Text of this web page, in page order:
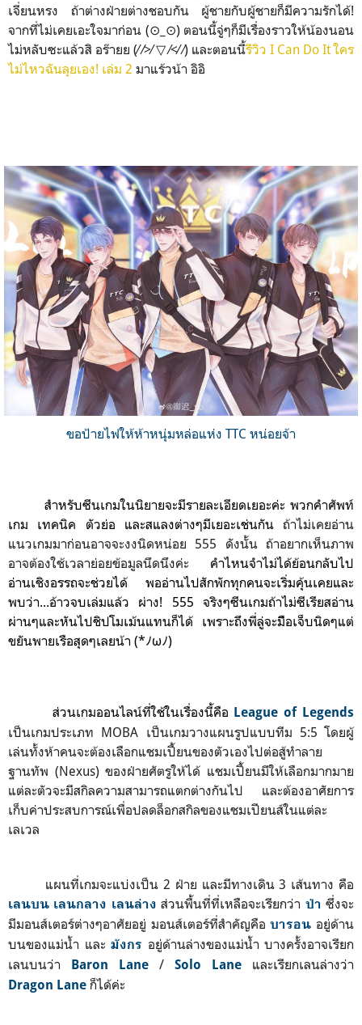
เจี่ยนหรง ถ้าต่างฝ่ายต่างชอบกัน ผู้ชายกับผู้ชายก็มีความรักได้!
จากที่ไม่เคยเอะใจมาก่อน (⊙_⊙) ตอนนี้จู่ๆก็มีเรื่องราวให้น้องนอน
ไม่หลับซะแล้วสิ อร๊ายย (⁄ ⁄>⁄ ▽ ⁄<⁄ ⁄) และตอนนี้รีวิว I Can Do It ใคร
ไม่ไหวฉันลุยเอง! เล่ม 2 มาแร้วน้า อิอิ
ขอป้ายไฟให้ห้าหนุ่มหล่อแห่ง TTC หน่อยจ้า
สำหรับซีนเกมในนิยายจะมีรายละเอียดเยอะค่ะ พวกคำศัพท์
เกม เทคนิค ตัวย่อ และสแลงต่างๆมีเยอะเช่นกัน ถ้าไม่เคยอ่าน
แนวเกมมาก่อนอาจจะงงนิดหน่อย 555 ดังนั้น ถ้าอยากเห็นภาพ
อาจต้องใช้เวลาย่อยข้อมูลนึดนึงค่ะ คำไหนจำไม่ได้ย้อนกลับไป
อ่านเชิงอรรถจะช่วยได้ พออ่านไปสักพักทุกคนจะเริ่มคุ้นเคยและ
พบว่า...อ้าวจบเล่มแล้ว ผ่าง! 555 จริงๆซีนเกมถ้าไม่ซีเรียสอ่าน
ผ่านๆและหันไปชิปโมเม้นแทนก็ได้ เพราะถึงพี่ลู่จะมืิอเจ็บนิดๆแต่
ขยันพายเรือสุดๆเลยน้า (*ﾉωﾉ)
ส่วนเกมออนไลน์ที่ใช้ในเรื่องนี้คือ League of Legends
เป็นเกมประเภท MOBA เป็นเกมวางแผนรูปแบบทีม 5:5 โดยผู้
เล่นทั้งห้าคนจะต้องเลือกแชมเปี้ยนของตัวเองไปต่อสู้ทำลาย
ฐานทัพ (Nexus) ของฝ่ายศัตรูให้ได้ แชมเปี้ยนมีให้เลือกมากมาย
แต่ละตัวจะมีสกิลความสามารถแตกต่างกันไป และต้องอาศัยการ
เก็บค่าประสบการณ์เพื่อปลดล็อกสกิลของแชมเปียนส์ในแต่ละ
เลเวล
แผนที่เกมจะแบ่งเป็น 2 ฝ่าย และมีทางเดิน 3 เส้นทาง คือ
เลนบน เลนกลาง เลนล่าง ส่วนพื้นที่ที่เหลือจะเรียกว่า ป่า ซึ่งจะ
มีมอนส์เตอร์ต่างๆอาศัยอยู่ มอนส์เตอร์ที่สำคัญคือบารอน อยู่ด้าน
บนของแม่น้ำ และ มังกร อยู่ด้านล่างของแม่น้ำ บางครั้งอาจเรียก
เลนบนว่า
Baron Lane / Solo Lane และเรียกเลนล่างว่า
Dragon Lane ก็ได้ค่ะ